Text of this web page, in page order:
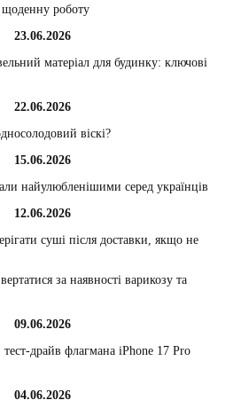
роботу
23.06.2026
матеріал для будинку: ключові
22.06.2026
віскі?
15.06.2026
найулюбленішими серед українців
12.06.2026
суші після доставки, якщо не
за наявності варикозу та
09.06.2026
драйв флагмана iPhone 17 Pro
04.06.2026